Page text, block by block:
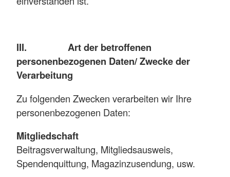
III. Art der betroffenen
personenbezogenen Daten/ Zwecke der
Verarbeitung
Zu folgenden Zwecken verarbeiten wir Ihre
personenbezogenen Daten:
Mitgliedschaft
Beitragsverwaltung, Mitgliedsausweis,
Spendenquittung, Magazinzusendung, usw.